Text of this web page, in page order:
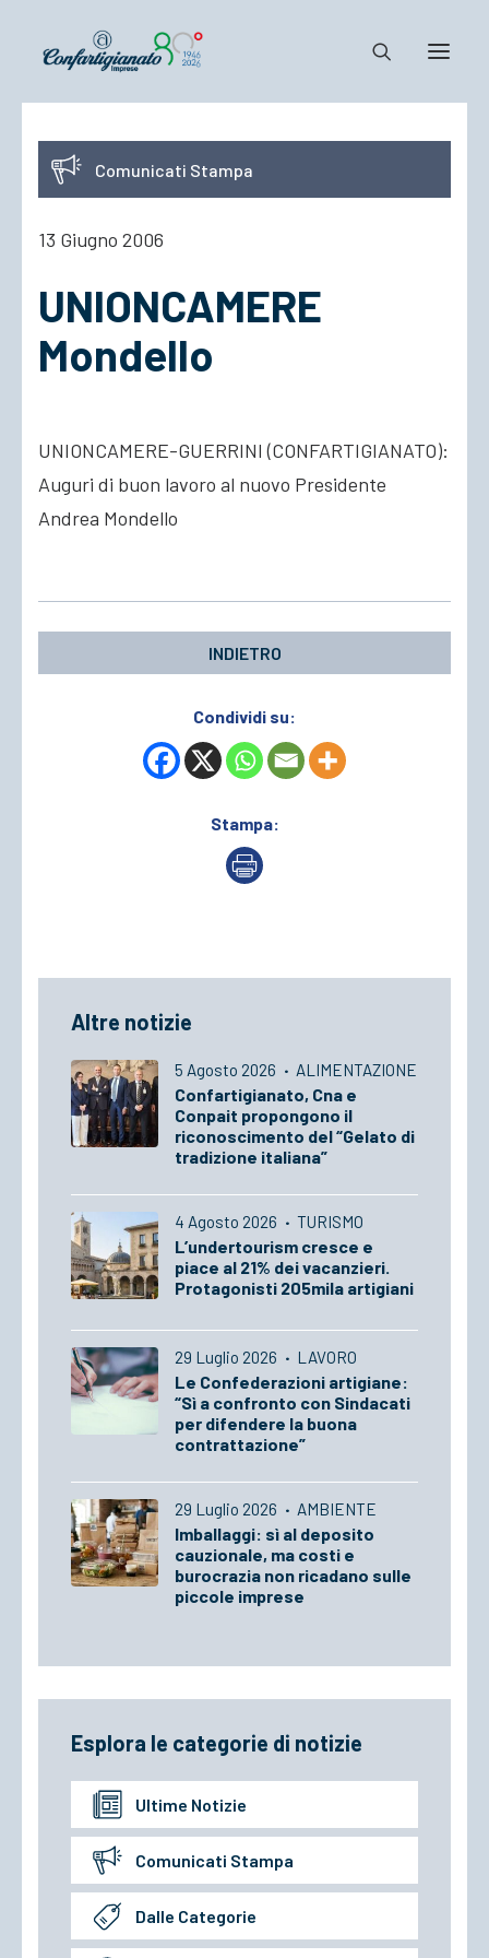
Notizie e Documenti
Confartigianato
Cosa Facciamo
Comunicati Stampa
13 Giugno 2006
UNIONCAMERE
Mondello
UNIONCAMERE-GUERRINI (CONFARTIGIANATO):
Auguri di buon lavoro al nuovo Presidente
Andrea Mondello
INDIETRO
Condividi su:
Stampa:
Altre notizie
5 Agosto 2026 · ALIMENTAZIONE
Confartigianato, Cna e
Conpait propongono il
riconoscimento del “Gelato di
tradizione italiana”
4 Agosto 2026 · TURISMO
L’undertourism cresce e
piace al 21% dei vacanzieri.
Protagonisti 205mila artigiani
29 Luglio 2026 · LAVORO
Le Confederazioni artigiane:
“Sì a confronto con Sindacati
per difendere la buona
contrattazione”
29 Luglio 2026 · AMBIENTE
Imballaggi: sì al deposito
cauzionale, ma costi e
burocrazia non ricadano sulle
piccole imprese
Esplora le categorie di notizie
Ultime Notizie
Comunicati Stampa
Dalle Categorie